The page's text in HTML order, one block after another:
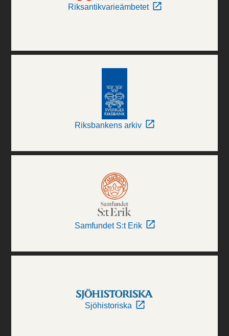
Riksantikvarieämbetet
Riksbankens arkiv
Samfundet S:t Erik
Sjöhistoriska